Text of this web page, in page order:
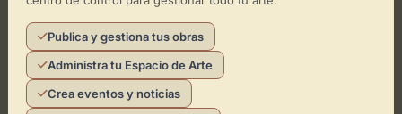
Registrarme gratis
Publica y gestiona tus obras
Administra tu Espacio de Arte
Crea eventos y noticias